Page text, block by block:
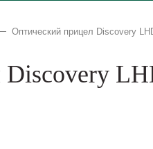
Оптический прицел Discovery